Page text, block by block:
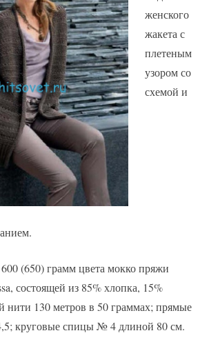
женского
жакета с
плетеным
узором со
схемой и
(650) грамм цвета мокко пряжи
состоящей из 85% хлопка, 15%
нити 130 метров в 50 граммах; прямые
круговые спицы № 4 длиной 80 см.